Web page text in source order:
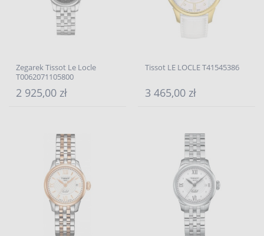
Zegarek Tissot Le Locle
T0062071105800
2 925,00 zł
Tissot LE LOCLE T41545386
3 465,00 zł